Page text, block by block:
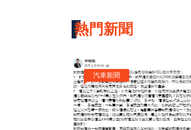
熱門新聞
汽車新聞